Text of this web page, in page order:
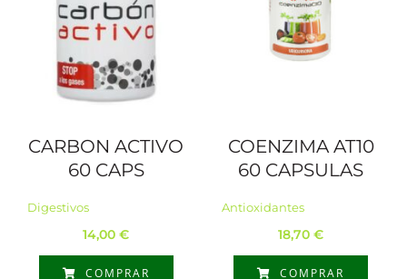
CARBON ACTIVO
60 CAPS
Digestivos
14,00€
COMPRAR
COENZIMA AT10
60 CAPSULAS
Antioxidantes
18,70 €
COMPRAR